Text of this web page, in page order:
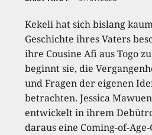
Kekeli hat sich bislang
Geschichte ihres Vaters
ihre Cousine Afi aus Togo
beginnt sie, die
und Fragen der eigenen
betrachten. Jessica
entwickelt in ihrem
daraus eine Coming-of-